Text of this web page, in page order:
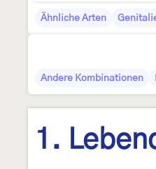
Ähnliche Arten
Andere Kombinationen
1.